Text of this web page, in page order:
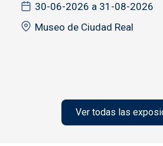
30-06-2026 a 31-08-2026
Museo de Ciudad Real
Ver todas las